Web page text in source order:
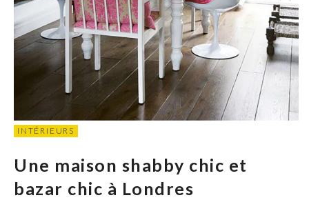
INTÉRIEURS
Une maison shabby chic et
bazar chic à Londres